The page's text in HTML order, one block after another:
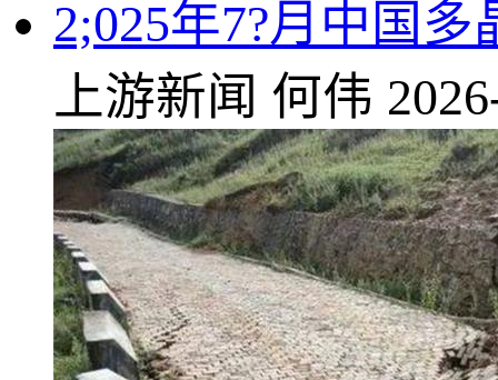
2;025年7?月中国
上游新闻 何伟